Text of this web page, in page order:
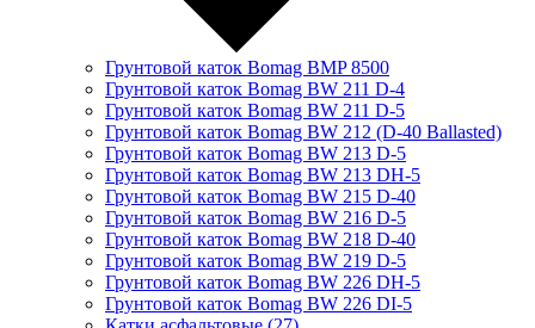
Грунтовой каток Bomag BMP 8500
Грунтовой каток Bomag BW 211 D-4
Грунтовой каток Bomag BW 211 D-5
Грунтовой каток Bomag BW 212 (D-40 Ballasted)
Грунтовой каток Bomag BW 213 D-5
Грунтовой каток Bomag BW 213 DH-5
Грунтовой каток Bomag BW 215 D-40
Грунтовой каток Bomag BW 216 D-5
Грунтовой каток Bomag BW 218 D-40
Грунтовой каток Bomag BW 219 D-5
Грунтовой каток Bomag BW 226 DH-5
Грунтовой каток Bomag BW 226 DI-5